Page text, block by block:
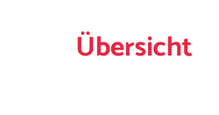
Übersicht